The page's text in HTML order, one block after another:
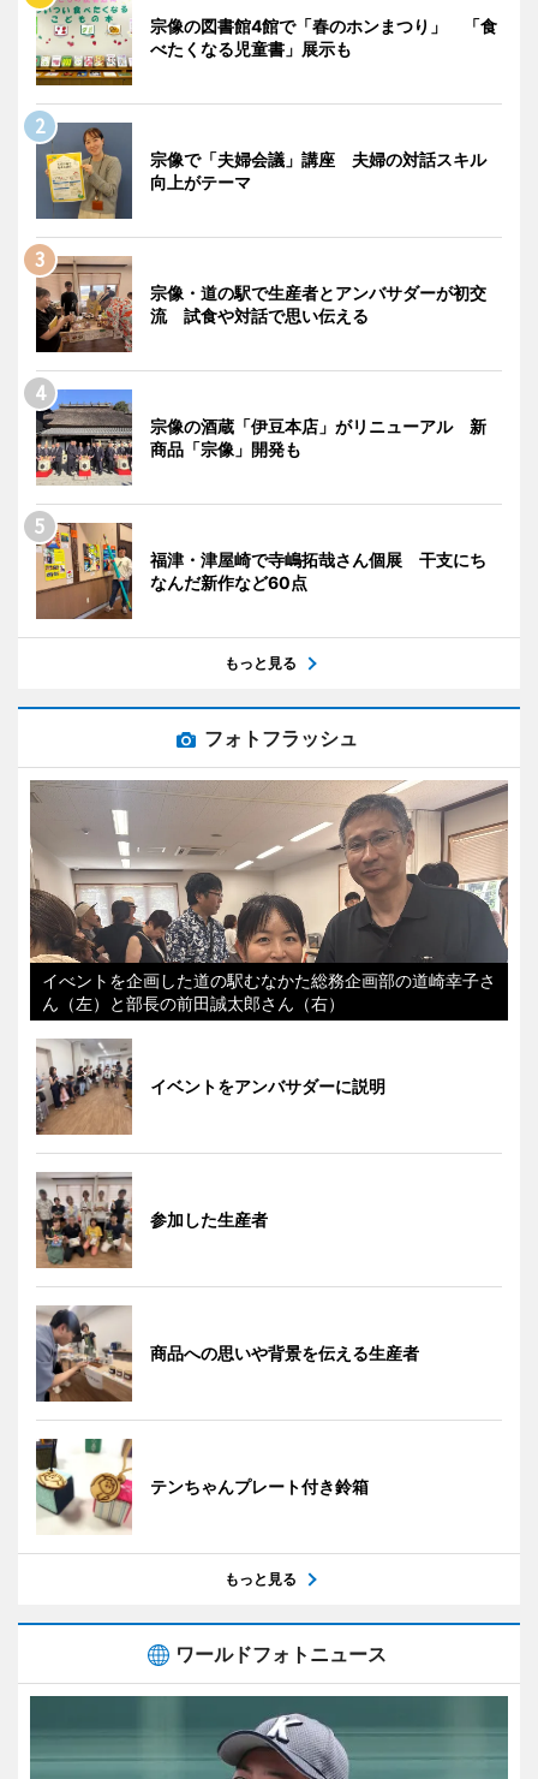
宗像の図書館4館で「春のホンまつり」 「食
べたくなる児童書」展示も
宗像で「夫婦会議」講座 夫婦の対話スキル
向上がテーマ
宗像・道の駅で生産者とアンバサダーが初交
流 試食や対話で思い伝える
宗像の酒蔵「伊豆本店」がリニューアル 新
商品「宗像」開発も
福津・津屋崎で寺嶋拓哉さん個展 干支にち
なんだ新作など60点
もっと見る
フォトフラッシュ
イべントを企画した道の駅むなかた総務企画部の道崎幸子さ
ん（左）と部長の前田誠太郎さん（右）
イベントをアンバサダーに説明
参加した生産者
商品への思いや背景を伝える生産者
テンちゃんプレート付き鈴箱
もっと見る
ワールドフォトニュース